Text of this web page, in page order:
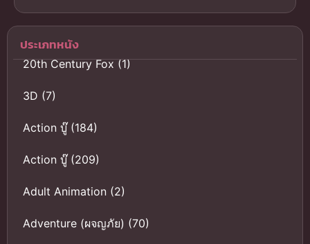
ai พากย์ไทย
ประเภทหนัง
20th Century Fox(1)
3D (7)
Action บู๊(184)
Action บู๊(209)
Adult Animation (2)
Adventure (ผจญภัย) (70)